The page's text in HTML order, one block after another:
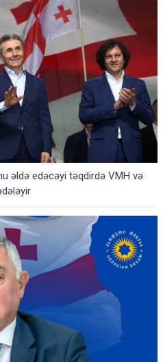
əldə edəcəyi təqdirdə VMH və